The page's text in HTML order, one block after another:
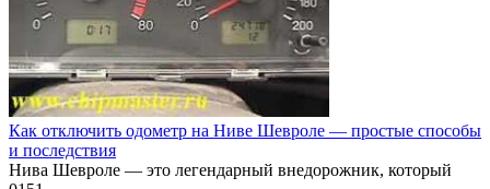
Как отключить одометр на Ниве Шевроле — простые способы
и последствия
Нива Шевроле — это легендарный внедорожник, который